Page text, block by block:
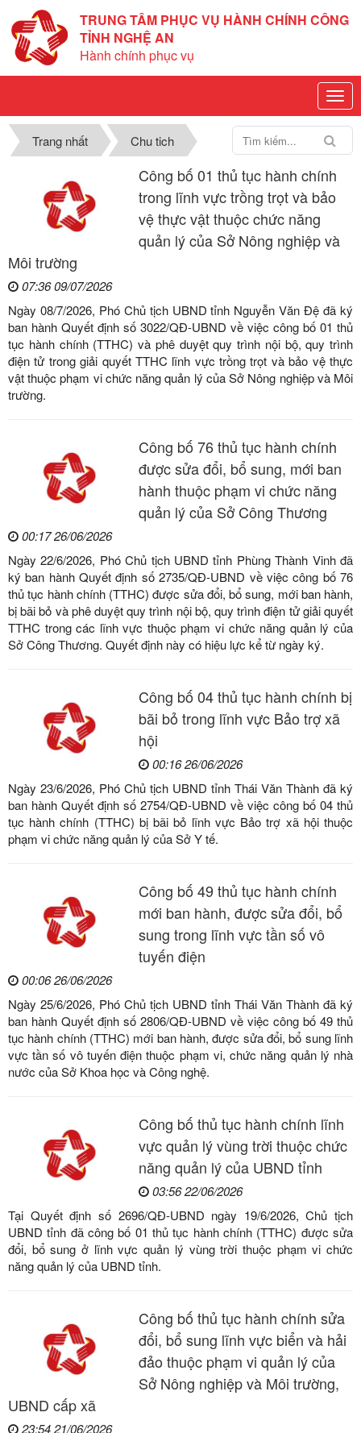
TRUNG TÂM PHỤC VỤ HÀNH CHÍNH CÔNG
TỈNH NGHỆ AN
Hành chính phục vụ
Trang nhất Chu tich
Công bố 01 thủ tục hành chính
trong lĩnh vực trồng trọt và bảo
vệ thực vật thuộc chức năng
quản lý của Sở Nông nghiệp và
Môi trường
07:36 09/07/2026
Ngày 08/7/2026, Phó Chủ tịch UBND tỉnh Nguyễn Văn Đệ đã ký
ban hành Quyết định số 3022/QĐ-UBND về việc công bố 01 thủ
tục hành chính (TTHC) và phê duyệt quy trình nội bộ, quy trình
điện tử trong giải quyết TTHC lĩnh vực trồng trọt và bảo vệ thực
vật thuộc phạm vi chức năng quản lý của Sở Nông nghiệp và Môi
trường.
Công bố 76 thủ tục hành chính
được sửa đổi, bổ sung, mới ban
hành thuộc phạm vi chức năng
quản lý của Sở Công Thương
00:17 26/06/2026
Ngày 22/6/2026, Phó Chủ tịch UBND tỉnh Phùng Thành Vinh đã
ký ban hành Quyết định số 2735/QĐ-UBND về việc công bố 76
thủ tục hành chính (TTHC) được sửa đổi, bổ sung, mới ban hành,
bị bãi bỏ và phê duyệt quy trình nội bộ, quy trình điện tử giải quyết
TTHC trong các lĩnh vực thuộc phạm vi chức năng quản lý của
Sở Công Thương. Quyết định này có hiệu lực kể từ ngày ký.
Công bố 04 thủ tục hành chính bị
bãi bỏ trong lĩnh vực Bảo trợ xã
hội
00:16 26/06/2026
Ngày 23/6/2026, Phó Chủ tịch UBND tỉnh Thái Văn Thành đã ký
ban hành Quyết định số 2754/QĐ-UBND về việc công bố 04 thủ
tục hành chính (TTHC) bị bãi bỏ lĩnh vực Bảo trợ xã hội thuộc
phạm vi chức năng quản lý của Sở Y tế.
Công bố 49 thủ tục hành chính
mới ban hành, được sửa đổi, bổ
sung trong lĩnh vực tần số vô
tuyến điện
00:06 26/06/2026
Ngày 25/6/2026, Phó Chủ tịch UBND tỉnh Thái Văn Thành đã ký
ban hành Quyết định số 2806/QĐ-UBND về việc công bố 49 thủ
tục hành chính (TTHC) mới ban hành, được sửa đổi, bổ sung lĩnh
vực tần số vô tuyến điện thuộc phạm vi, chức năng quản lý nhà
nước của Sở Khoa học và Công nghệ.
Công bố thủ tục hành chính lĩnh
vực quản lý vùng trời thuộc chức
năng quản lý của UBND tỉnh
03:56 22/06/2026
Tại Quyết định số 2696/QĐ-UBND ngày 19/6/2026, Chủ tịch
UBND tỉnh đã công bố 01 thủ tục hành chính (TTHC) được sửa
đổi, bổ sung ở lĩnh vực quản lý vùng trời thuộc phạm vi chức
năng quản lý của UBND tỉnh.
Công bố thủ tục hành chính sửa
đổi, bổ sung lĩnh vực biển và hải
đảo thuộc phạm vi quản lý của
Sở Nông nghiệp và Môi trường,
UBND cấp xã
23:54 21/06/2026